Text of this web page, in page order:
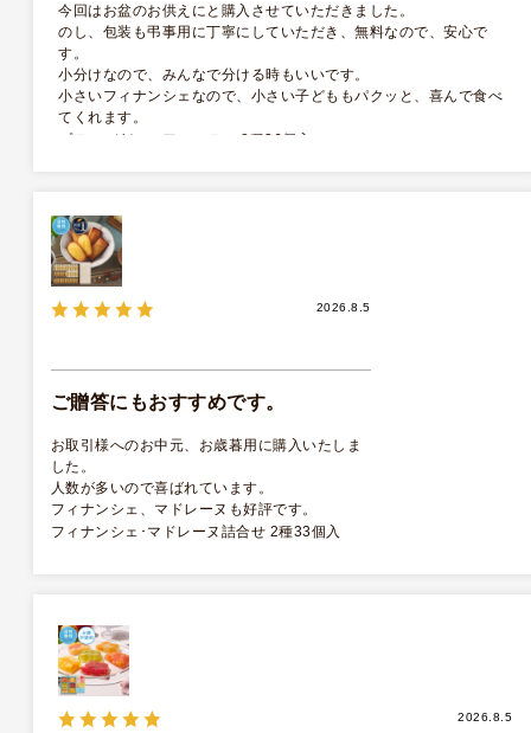
今回はお盆のお供えにと購入させていただきました。
のし、包装も弔事用に丁寧にしていただき、無料なので、安心で
す。
小分けなので、みんなで分ける時もいいです。
小さいフィナンシェなので、小さい子どももパクッと、喜んで食べ
てくれます。
プティ･ガトー･アソルティ 8種36個入
2026.8.5
ご贈答にもおすすめです。
お取引様へのお中元、お歳暮用に購入いたしま
した。
人数が多いので喜ばれています。
フィナンシェ、マドレーヌも好評です。
フィナンシェ･マドレーヌ詰合せ 2種33個入
2026.8.5